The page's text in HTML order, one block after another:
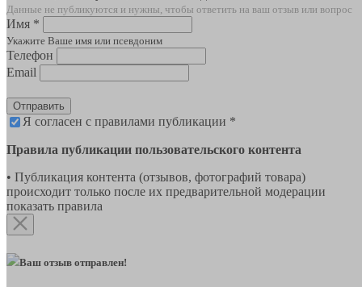
Данные не публикуются и нужны, чтобы ответить на ваш отзыв или вопрос
Имя *
Укажите Ваше имя или псевдоним
Телефон
Email
Отправить
Я согласен с правилами публикации *
Правила публикации пользовательского контента
• Публикация контента (отзывов, фотографий товара)
происходит только после их предварительной модерации
показать правила
Ваш отзыв отправлен!